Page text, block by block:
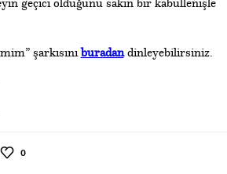
geçici olduğunu sakin bir kabullenişle
şarkısınıburadandinleyebilirsiniz.
0